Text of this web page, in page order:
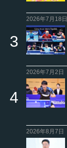
2026年7月18日
2026年7月2日
2026年8月7日